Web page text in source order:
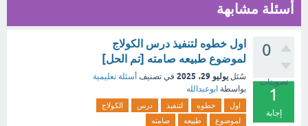
أسئلة مشابهة
0
تصويتات
1
إجابة
اول خطوه لتنفيذ درس الكولاج
لموضوع طبيعه صامته [تم الحل]
سُئل يوليو 29، 2025 في تصنيف أسئلة تعليمية
بواسطة ابوعبدالله
اول خطوه لتنفيذ درس
الكولاج
لموضوع
طبيعه صامته